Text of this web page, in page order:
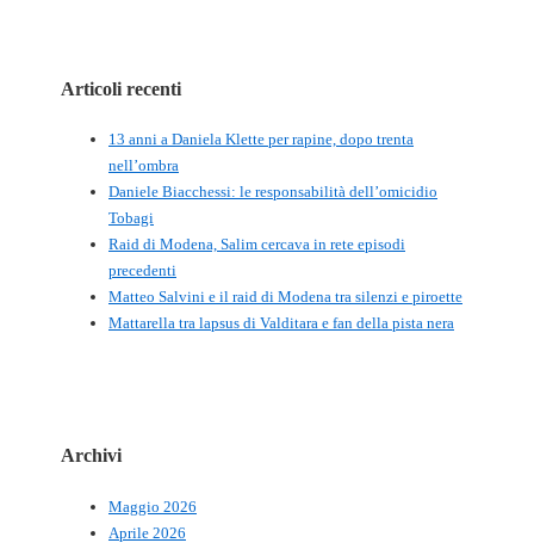
Articoli recenti
13 anni a Daniela Klette per rapine, dopo trenta
nell’ombra
Daniele Biacchessi: le responsabilità dell’omicidio
Tobagi
Raid di Modena, Salim cercava in rete episodi
precedenti
Matteo Salvini e il raid di Modena tra silenzi e piroette
Mattarella tra lapsus di Valditara e fan della pista nera
Archivi
Maggio 2026
Aprile 2026